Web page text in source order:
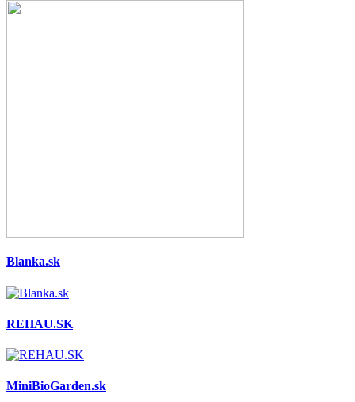
Blanka.sk
REHAU.SK
MiniBioGarden.sk